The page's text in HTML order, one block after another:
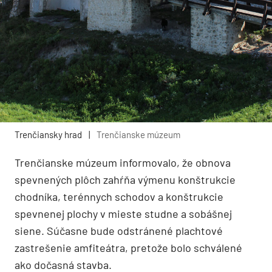
Trenčiansky hrad | Trenčianske múzeum
Trenčianske múzeum informovalo, že obnova
spevnených plôch zahŕňa výmenu konštrukcie
chodníka, terénnych schodov a konštrukcie
spevnenej plochy v mieste studne a sobášnej
siene. Súčasne bude odstránené plachtové
zastrešenie amfiteátra, pretože bolo schválené
ako dočasná stavba.